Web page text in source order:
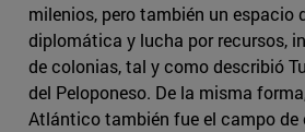
milenios, pero también un espacio
diplomática y lucha por recursos,
de colonias, tal y como describió
del Peloponeso. De la misma
Atlántico también fue el campo